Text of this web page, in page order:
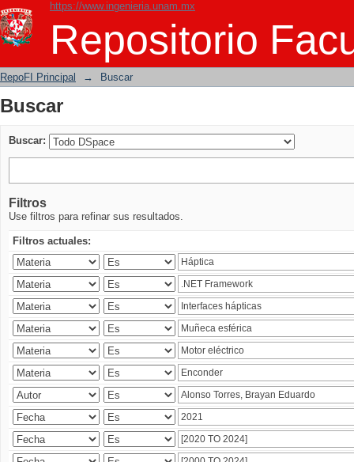
https://www.ingenieria.unam.mx
Repositorio
Buscar
RepoFI Principal → Buscar
Buscar
Buscar:
Filtros
Use filtros para refinar sus resultados.
Filtros actuales: